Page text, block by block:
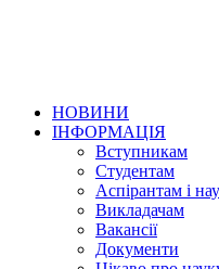
НОВИНИ
ІНФОРМАЦІЯ
Вступникам
Студентам
Аспірантам і
Викладачам
Вакансії
Документи